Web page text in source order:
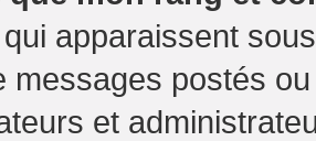
apparaissent
messages postés
et